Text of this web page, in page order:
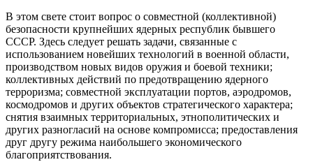
В этом свете стоит вопрос о совместной (коллективной)
безопасности крупнейших ядерных республик бывшего
СССР. Здесь следует решать задачи, связанные с
использованием новейших технологий в военной области,
производством новых видов оружия и боевой техники;
коллективных действий по предотвращению ядерного
терроризма; совместной эксплуатации портов, аэродромов,
космодромов и других объектов стратегического характера;
снятия взаимных территориальных, этнополитических и
других разногласий на основе компромисса; предоставления
друг другу режима наибольшего экономического
благоприятствования.